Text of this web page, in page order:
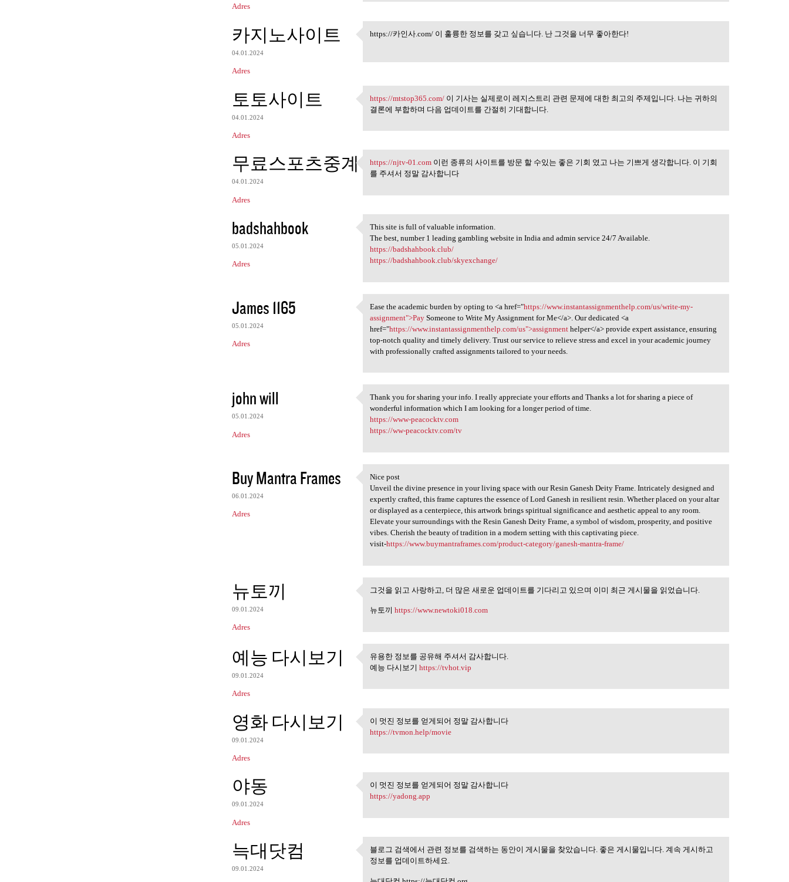
Adres
카지노사이트
04.01.2024
Adres
https://카인사.com/ 이 훌륭한 정보를 갖고
https://카인사.com/ 이 훌륭한 정보를 갖고 싶습니다. 난 그것을 너무 좋아한다!
토토사이트
04.01.2024
Adres
https://mtstop365.com/ 이 기사는
https://mtstop365.com/ 이 기사는 실제로이 레지스트리 관련 문제에 대한 최고의 주제입니다. 나는 귀하의
결론에 부합하며 다음 업데이트를 간절히 기대합니다.
무료스포츠중계
04.01.2024
Adres
https://njtv-01.com 이런 종류의
https://njtv-01.com 이런 종류의 사이트를 방문 할 수있는 좋은 기회 였고 나는 기쁘게 생각합니다. 이 기회
를 주셔서 정말 감사합니다
badshahbook
05.01.2024
Adres
This site is full of valuable
This site is full of valuable information.
The best, number 1 leading gambling website in India and admin service 24/7 Available.
https://badshahbook.club/
https://badshahbook.club/skyexchange/
James 1165
05.01.2024
Adres
Ease the academic burden by
Ease the academic burden by opting to <a href="https://www.instantassignmenthelp.com/us/write-my-
assignment">Pay Someone to Write My Assignment for Me</a>. Our dedicated <a
href="https://www.instantassignmenthelp.com/us">assignment helper</a> provide expert assistance, ensuring
top-notch quality and timely delivery. Trust our service to relieve stress and excel in your academic journey
with professionally crafted assignments tailored to your needs.
john will
05.01.2024
Adres
Thank you for sharing your
Thank you for sharing your info. I really appreciate your efforts and Thanks a lot for sharing a piece of
wonderful information which I am looking for a longer period of time.
https://www-peacocktv.com
https://ww-peacocktv.com/tv
Buy Mantra Frames
06.01.2024
Adres
Nice post
Nice post
Unveil the divine presence in your living space with our Resin Ganesh Deity Frame. Intricately designed and
expertly crafted, this frame captures the essence of Lord Ganesh in resilient resin. Whether placed on your altar
or displayed as a centerpiece, this artwork brings spiritual significance and aesthetic appeal to any room.
Elevate your surroundings with the Resin Ganesh Deity Frame, a symbol of wisdom, prosperity, and positive
vibes. Cherish the beauty of tradition in a modern setting with this captivating piece.
visit-https://www.buymantraframes.com/product-category/ganesh-mantra-frame/
뉴토끼
09.01.2024
Adres
그것을 읽고 사랑하고, 더 많은 새로운 업데이트를
그것을 읽고 사랑하고, 더 많은 새로운 업데이트를 기다리고 있으며 이미 최근 게시물을 읽었습니다.
뉴토끼https://www.newtoki018.com
예능 다시보기
09.01.2024
Adres
유용한 정보를 공유해 주셔서 감사합니다.
유용한 정보를 공유해 주셔서 감사합니다.
예능 다시보기https://tvhot.vip
영화 다시보기
09.01.2024
Adres
이 멋진 정보를 얻게되어 정말 감사합니다
이 멋진 정보를 얻게되어 정말 감사합니다
https://tvmon.help/movie
야동
09.01.2024
Adres
이 멋진 정보를 얻게되어 정말 감사합니다
이 멋진 정보를 얻게되어 정말 감사합니다
https://yadong.app
늑대닷컴
09.01.2024
블로그 검색에서 관련 정보를 검색하는 동안이 게시물을
블로그 검색에서 관련 정보를 검색하는 동안이 게시물을 찾았습니다. 좋은 게시물입니다. 계속 게시하고
정보를 업데이트하세요.